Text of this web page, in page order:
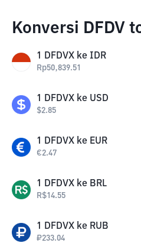
Konversi DFDV
1 DFDVX ke IDR
Rp50,839.51
1 DFDVX ke USD
$2.85
1 DFDVX ke EUR
€2.47
1 DFDVX ke BRL
R$14.55
1 DFDVX ke RUB
₽233.04